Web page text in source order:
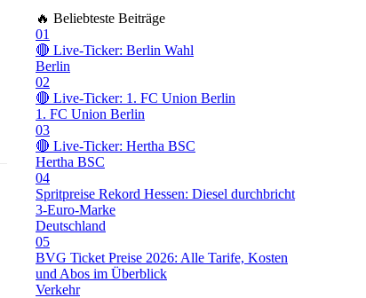
🔥 Beliebteste Beiträge
01
🔴 Live-Ticker: Berlin Wahl
Berlin
02
🔴 Live-Ticker: 1. FC Union Berlin
1. FC Union Berlin
03
🔴 Live-Ticker: Hertha BSC
Hertha BSC
04
Spritpreise Rekord Hessen: Diesel durchbricht
3-Euro-Marke
Deutschland
05
BVG Ticket Preise 2026: Alle Tarife, Kosten
und Abos im Überblick
Verkehr